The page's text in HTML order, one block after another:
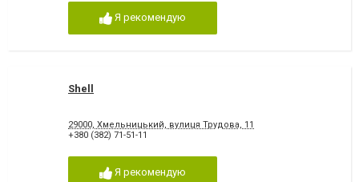
Я рекомендую
Shell
29000, Хмельницький, вулиця Трудова, 11
+380 (382) 71-51-11
Я рекомендую